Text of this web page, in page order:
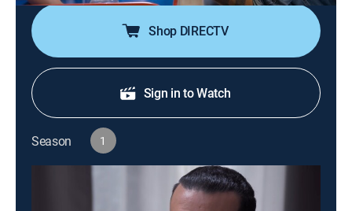
Shop DIRECTV
Sign in to Watch
Season 1